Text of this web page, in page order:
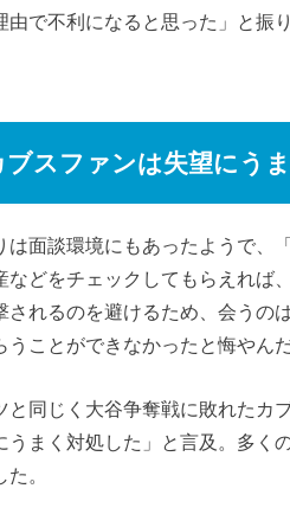
由で不利になると思った」と振
スファンは失望にうま
は面談環境にもあったようで、
などをチェックしてもらえれば
されるのを避けるため、会うの
ことができなかったと悔やんだ
と同じく大谷争奪戦に敗れたカ
うまく対処した」と言及。多く
。